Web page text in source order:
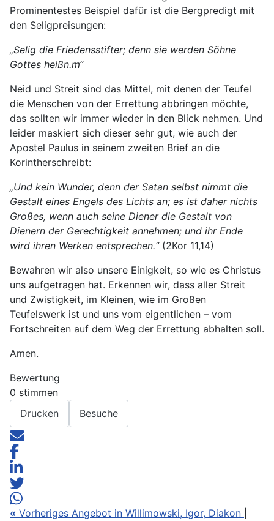
Prominentestes Beispiel dafür ist die Bergpredigt mit
den Seligpreisungen:
„Selig die Friedensstifter; denn sie werden Söhne
Gottes heißn.m“
Neid und Streit sind das Mittel, mit denen der Teufel
die Menschen von der Errettung abbringen möchte,
das sollten wir immer wieder in den Blick nehmen. Und
leider maskiert sich dieser sehr gut, wie auch der
Apostel Paulus in seinem zweiten Brief an die
Korintherschreibt:
„Und kein Wunder, denn der Satan selbst nimmt die
Gestalt eines Engels des Lichts an; es ist daher nichts
Großes, wenn auch seine Diener die Gestalt von
Dienern der Gerechtigkeit annehmen; und ihr Ende
wird ihren Werken entsprechen.“ (2Kor 11,14)
Bewahren wir also unsere Einigkeit, so wie es Christus
uns aufgetragen hat. Erkennen wir, dass aller Streit
und Zwistigkeit, im Kleinen, wie im Großen
Teufelswerk ist und uns vom eigentlichen – vom
Fortschreiten auf dem Weg der Errettung abhalten soll.
Amen.
Bewertung
0 stimmen
Drucken
Besuche
« Vorheriges Angebot in Willimowski, Igor, Diakon